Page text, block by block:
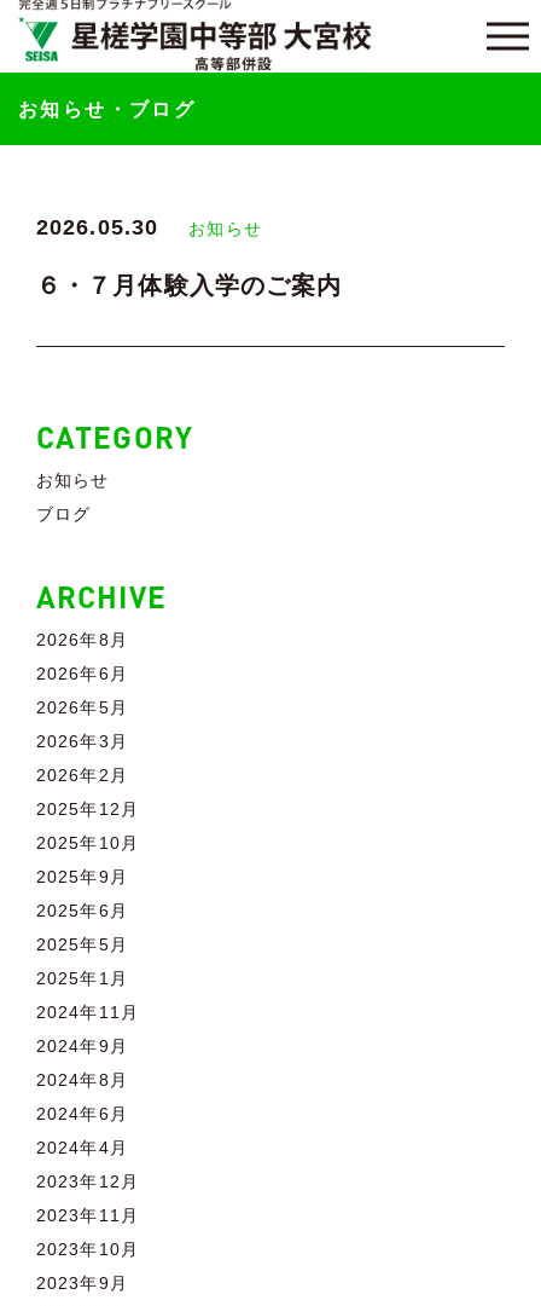
お知らせ・ブログ
2026.05.30 お知らせ
６・７月体験入学のご案内
CATEGORY
お知らせ
ブログ
ARCHIVE
2026年8月
2026年6月
2026年5月
2026年3月
2026年2月
2025年12月
2025年10月
2025年9月
2025年6月
2025年5月
2025年1月
2024年11月
2024年9月
2024年8月
2024年6月
2024年4月
2023年12月
2023年11月
2023年10月
2023年9月